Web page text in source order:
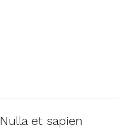
Nulla et sapien